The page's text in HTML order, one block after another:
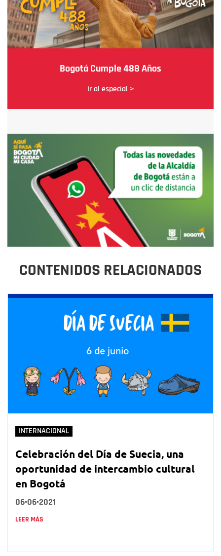
Bogotá Cumple 488 Años
Ir al especial >
CONTENIDOS RELACIONADOS
INTERNACIONAL
Celebración del Día de Suecia, una
oportunidad de intercambio cultural
en Bogotá
06•06•2021
LEER MÁS